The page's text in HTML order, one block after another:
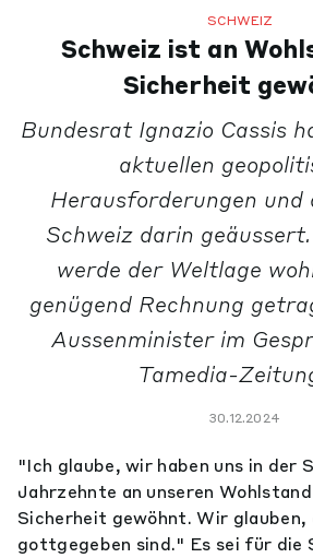
SCHWEIZ
Schweiz ist an
Sicherheit
Bundesrat Ignazio Cassis
aktuellen
Herausforderungen und
Schweiz darin
werde der Weltlage
genügend Rechnung
Aussenminister im
Tamedia-
30.12.2024
"Ich glaube, wir haben uns in der
Jahrzehnte an unseren
Sicherheit gewöhnt. Wir glauben,
gottgegeben sind." Es sei für die